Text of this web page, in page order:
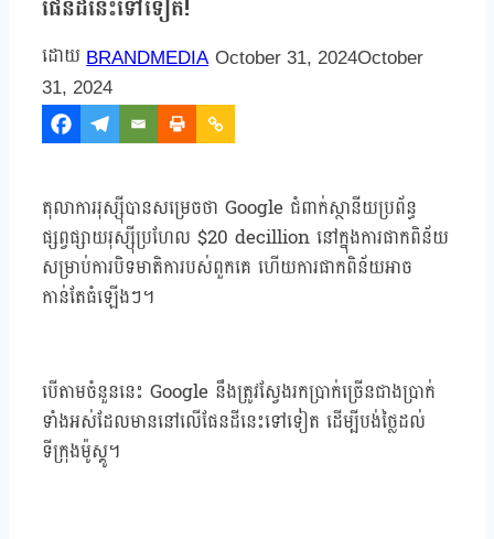
ផែនដីនេះទៅទៀត!
BRANDMEDIA October 31, 2024October
31, 2024
តុលាការរុស្ស៊ីបានសម្រេចថា Google ជំពាក់ស្ថានីយប្រព័ន្ធ
ផ្សព្វផ្សាយរុស្ស៊ីប្រហែល $20 decillion នៅក្នុងការផាកពិន័យ
សម្រាប់ការបិទមាតិការបស់ពួកគេ ហើយការផាកពិន័យអាច
កាន់តែធំឡើងៗ។
បើតាមចំនួននេះ Google នឹងត្រូវស្វែងរកប្រាក់ច្រើនជាងប្រាក់
ទាំងអស់ដែលមាននៅលើផែនដីនេះទៅទៀត ដើម្បីបង់ថ្លៃដល់
ទីក្រុងម៉ូស្គូ។